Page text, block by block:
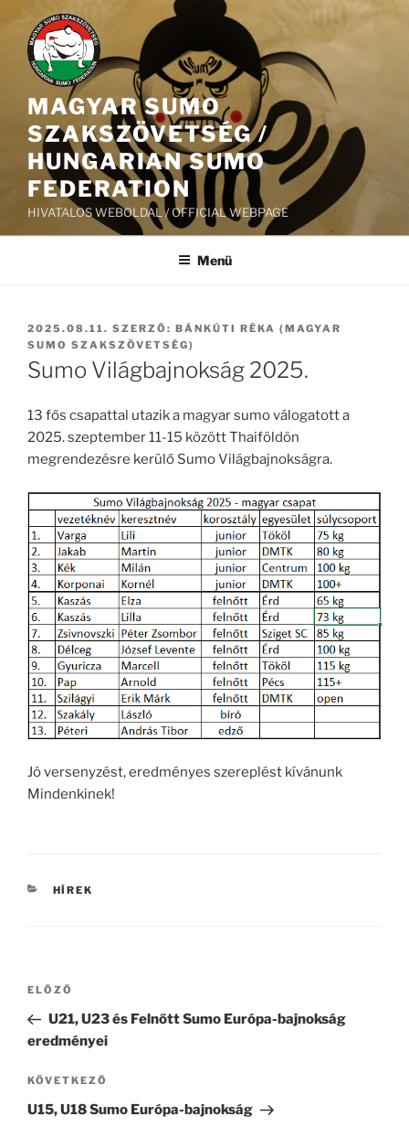
Tartalomhoz
MAGYAR SUMO
SZAKSZÖVETSÉG /
HUNGARIAN SUMO
FEDERATION
HIVATALOS WEBOLDAL / OFFICIAL WEBPAGE
Menü
BEKÜLDVE:
2025.08.11. SZERZŐ: BÁNKÚTI RÉKA (MAGYAR
SUMO SZAKSZÖVETSÉG)
Sumo Világbajnokság 2025.
13 fős csapattal utazik a magyar sumo válogatott a
2025. szeptember 11-15 között Thaiföldön
megrendezésre kerülő Sumo Világbajnokságra.
Jó versenyzést, eredményes szereplést kívánunk
Mindenkinek!
KATEGÓRIÁK
HÍREK
Bejegyzés
Korábbi
bejegyzés
ELŐZŐ
U21, U23 és Felnőtt Sumo Európa-bajnokság
eredményei
Következő
bejegyzés
KÖVETKEZŐ
U15, U18 Sumo Európa-bajnokság